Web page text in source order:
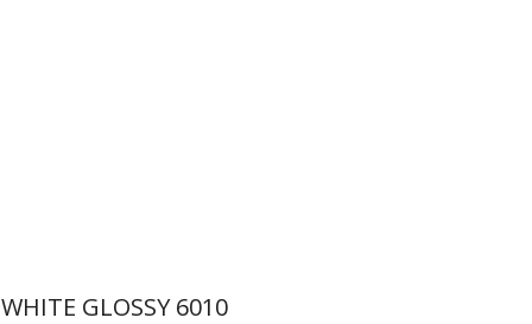
WHITE GLOSSY 6010